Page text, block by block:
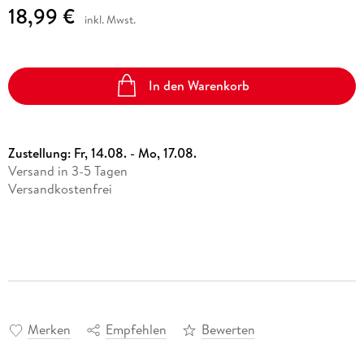
18,99 € inkl. Mwst.
In den Warenkorb
Zustellung: Fr, 14.08. - Mo, 17.08.
Versand in 3-5 Tagen
Versandkostenfrei
Merken Empfehlen Bewerten